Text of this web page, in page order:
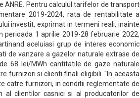
Pentru calculul tarifelor de transport
2019-2024, rata de rentabilitate a
investit, exprimat in termeni reali, inainte
perioada 1 aprilie 2019-28 februarie 2022,
aceluiasi grup de interes economic
de vanzare a gazelor naturale extrase de
68 lei/MWh cantitatile de gaze naturale
furnizori si clienti finali eligibili. "In aceasta
catre furnizori, in conditii reglementate de
al clientilor casnici si al producatorilor de